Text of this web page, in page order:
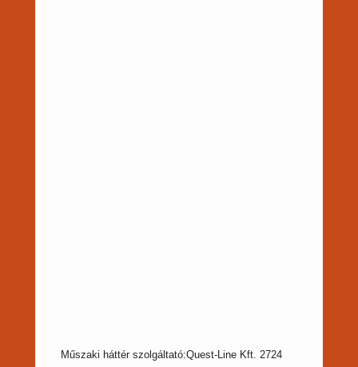
Műszaki háttér szolgáltató:Quest-Line Kft. 2724